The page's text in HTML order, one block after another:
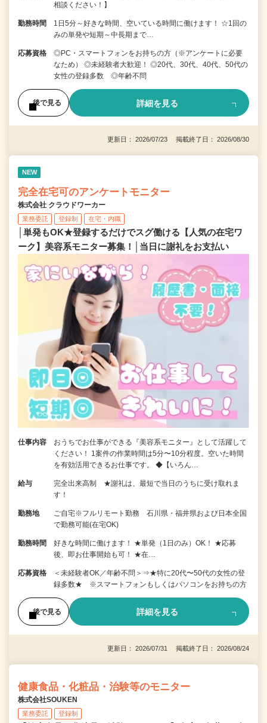
相談ください！】
勤務時間
1日5分～好きな時間、空いている時間に働けます！ ☆1回の
みの単発や短期～中長期まで…
応募資格
◎PC・スマートフォンをお持ちの方（※アンケートに必要
なため） ◎未経験者大歓迎！ ◎20代、30代、40代、50代の
女性の登録多数 ◎年齢不問
後で見る 詳細を見る
更新日： 2026/07/23 掲載終了日： 2026/08/30
NEW
完全在宅可のアンケートモニター
株式会社 クラウドワーカー
業務委託 登録制 在宅・内職
│単発もOK★登録するだけでスグ働ける【人気の在宅ワ
ーク】美容系モニター募集！│当日に謝礼をお支払い
仕事内容
おうちでお仕事ができる『美容系モニター』として活躍して
ください！ 1案件の作業時間は5分〜10分程度。空いた時間
を有効活用できるお仕事です。 ◆【いろん…
給与
完全出来高制 ★謝礼は、最短で当日のうちに受け取れま
す！
勤務地
ご自宅※フルリモート勤務 石川県・福井県および日本全国
で勤務可能(在宅OK)
勤務時間
好きな時間に働けます！ ★単発（1日のみ）OK！ ★応募
後、即お仕事開始も可！ ★在…
応募資格
＜未経験者OK／年齢不問＞⇒★特に20代〜50代の女性の登
録多数★ ※スマートフォンもしくはパソコンをお持ちの方
後で見る 詳細を見る
更新日： 2026/07/31 掲載終了日： 2026/08/24
健康食品・化粧品・治験等のモニター
株式会社SOUKEN
業務委託 登録制